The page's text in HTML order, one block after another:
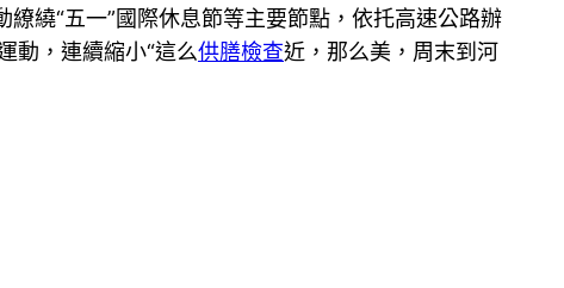
繚繞“五一”國際休息節等主要節點，依托高速公路辦
動，連續縮小“這么供膳檢查近，那么美，周末到河